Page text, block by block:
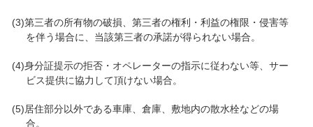
(3)第三者の所有物の破損、第三者の権利・利益の権限・侵害等
を伴う場合に、当該第三者の承諾が得られない場合。
(4)身分証提示の拒否・オペレーターの指示に従わない等、サー
ビス提供に協力して頂けない場合。
(5)居住部分以外である車庫、倉庫、敷地内の散水栓などの場
合。